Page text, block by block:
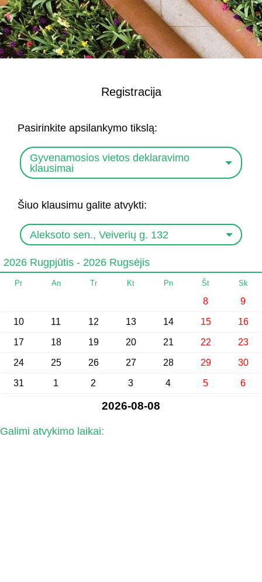
Registracija
Pasirinkite apsilankymo tikslą:
Gyvenamosios vietos deklaravimo
klausimai
Šiuo klausimu galite atvykti:
Aleksoto sen., Veiverių g. 132
2026 Rugpjūtis - 2026 Rugsėjis
Pr An Tr Kt Pn Št Sk
8 9
10 11 12 13 14 15 16
17 18 19 20 21 22 23
24 25 26 27 28 29 30
31 1 2 3 4 5 6
2026-08-08
Galimi atvykimo laikai: